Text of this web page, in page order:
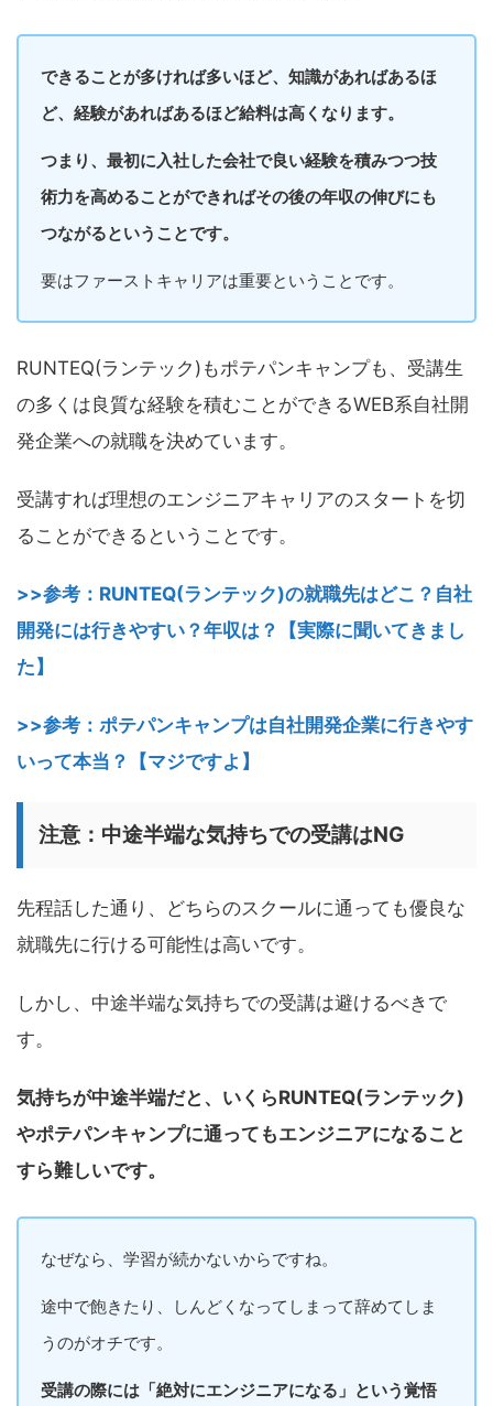
できることが多ければ多いほど、知識があればあるほ
ど、経験があればあるほど給料は高くなります。
つまり、最初に入社した会社で良い経験を積みつつ技
術力を高めることができればその後の年収の伸びにも
つながるということです。
要はファーストキャリアは重要ということです。
RUNTEQ(ランテック)もポテパンキャンプも、受講生
の多くは良質な経験を積むことができるWEB系自社開
発企業への就職を決めています。
受講すれば理想のエンジニアキャリアのスタートを切
ることができるということです。
>>参考：RUNTEQ(ランテック)の就職先はどこ？自社
開発には行きやすい？年収は？【実際に聞いてきまし
た】
>>参考：ポテパンキャンプは自社開発企業に行きやす
いって本当？【マジですよ】
注意：中途半端な気持ちでの受講はNG
先程話した通り、どちらのスクールに通っても優良な
就職先に行ける可能性は高いです。
しかし、中途半端な気持ちでの受講は避けるべきで
す。
気持ちが中途半端だと、いくらRUNTEQ(ランテック)
やポテパンキャンプに通ってもエンジニアになること
すら難しいです。
なぜなら、学習が続かないからですね。
途中で飽きたり、しんどくなってしまって辞めてしま
うのがオチです。
受講の際には「絶対にエンジニアになる」という覚悟